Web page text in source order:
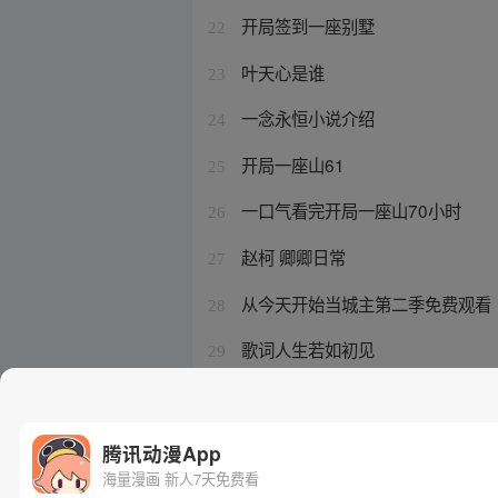
22 开局签到一座别墅
23 叶天心是谁
24 一念永恒小说介绍
25 开局一座山61
26 一口气看完开局一座山70小时
27 赵柯 卿卿日常
28 从今天开始当城主第二季免费观看
29 歌词人生若如初见
腾讯动漫App
海量漫画 新人7天免费看